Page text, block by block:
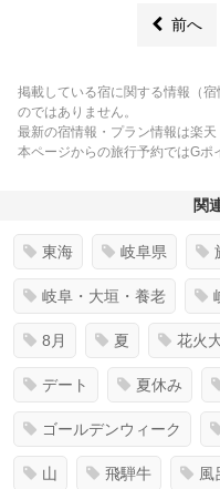
前へ
掲載している宿に関する情報（
のではありません。
最新の宿情報・プラン情報は楽天
本ページからの旅行予約ではGポ
関
東海 岐阜県
岐阜・大垣・養老
8月 夏 花火
デート 夏休み
ゴールデンウィーク
山 飛騨牛 風